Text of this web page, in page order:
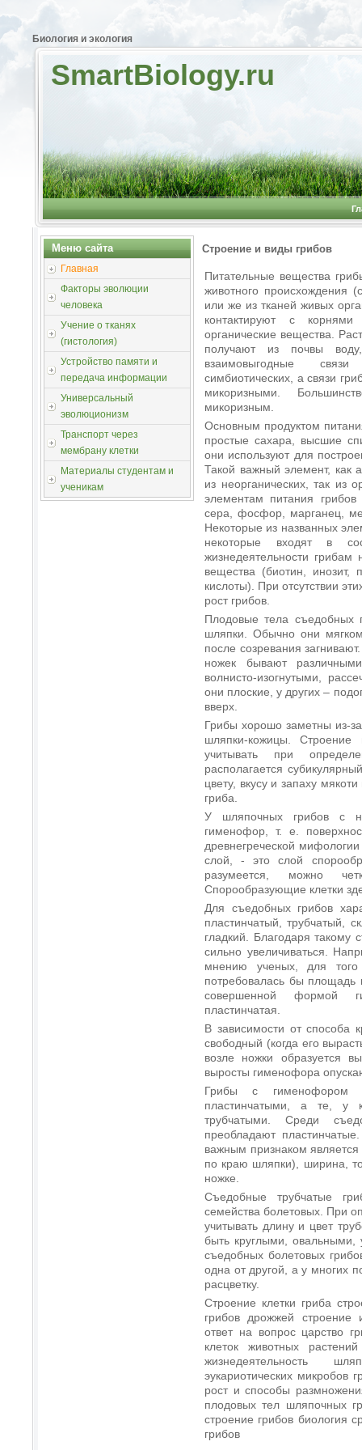
Биология и экология
SmartBiology.ru
Меню сайта
Главная
Факторы эволюции
человека
Учение о тканях
(гистология)
Устройство памяти и
передача информации
Универсальный
эволюционизм
Транспорт через
мембрану клетки
Материалы студентам и
ученикам
Строение и виды грибов
Питательные вещества
животного происхождения
или же из тканей живых
контактируют с
органические вещества.
получают из почвы
взаимовыгодные
симбиотических, а связи
микоризными.
микоризным.
Основным продуктом
простые сахара, высшие
они используют для
Такой важный элемент, как
из неорганических, так из
элементам питания
сера, фосфор, марганец,
Некоторые из названных
некоторые входят в
жизнедеятельности
вещества (биотин, инозит,
кислоты). При отсутствии
рост грибов.
Плодовые тела съедобных
шляпки. Обычно они
после созревания
ножек бывают
волнисто-изогнутыми,
они плоские, у других –
вверх.
Грибы хорошо заметны из-
шляпки-кожицы.
учитывать при
располагается
цвету, вкусу и запаху
гриба.
У шляпочных грибов с
гименофор, т. е.
древнегреческой
слой, - это слой
разумеется, можно
Спорообразующие клетки
Для съедобных грибов
пластинчатый, трубчатый,
гладкий. Благодаря такому
сильно увеличиваться.
мнению ученых, для того
потребовалась бы
совершенной формой
пластинчатая.
В зависимости от способа
свободный (когда его
возле ножки образуется
выросты гименофора
Грибы с гименофором
пластинчатыми, а те, у
трубчатыми. Среди
преобладают
важным признаком является
по краю шляпки), ширина,
ножке.
Съедобные трубчатые
семейства болетовых. При
учитывать длину и цвет
быть круглыми,
съедобных болетовых
одна от другой, а у многих
расцветку.
Строение клетки гриба
грибов дрожжей строение
ответ на вопрос царство
клеток животных
жизнедеятельность
эукариотических микробов
рост и способы
плодовых тел шляпочных
строение грибов биология
грибов